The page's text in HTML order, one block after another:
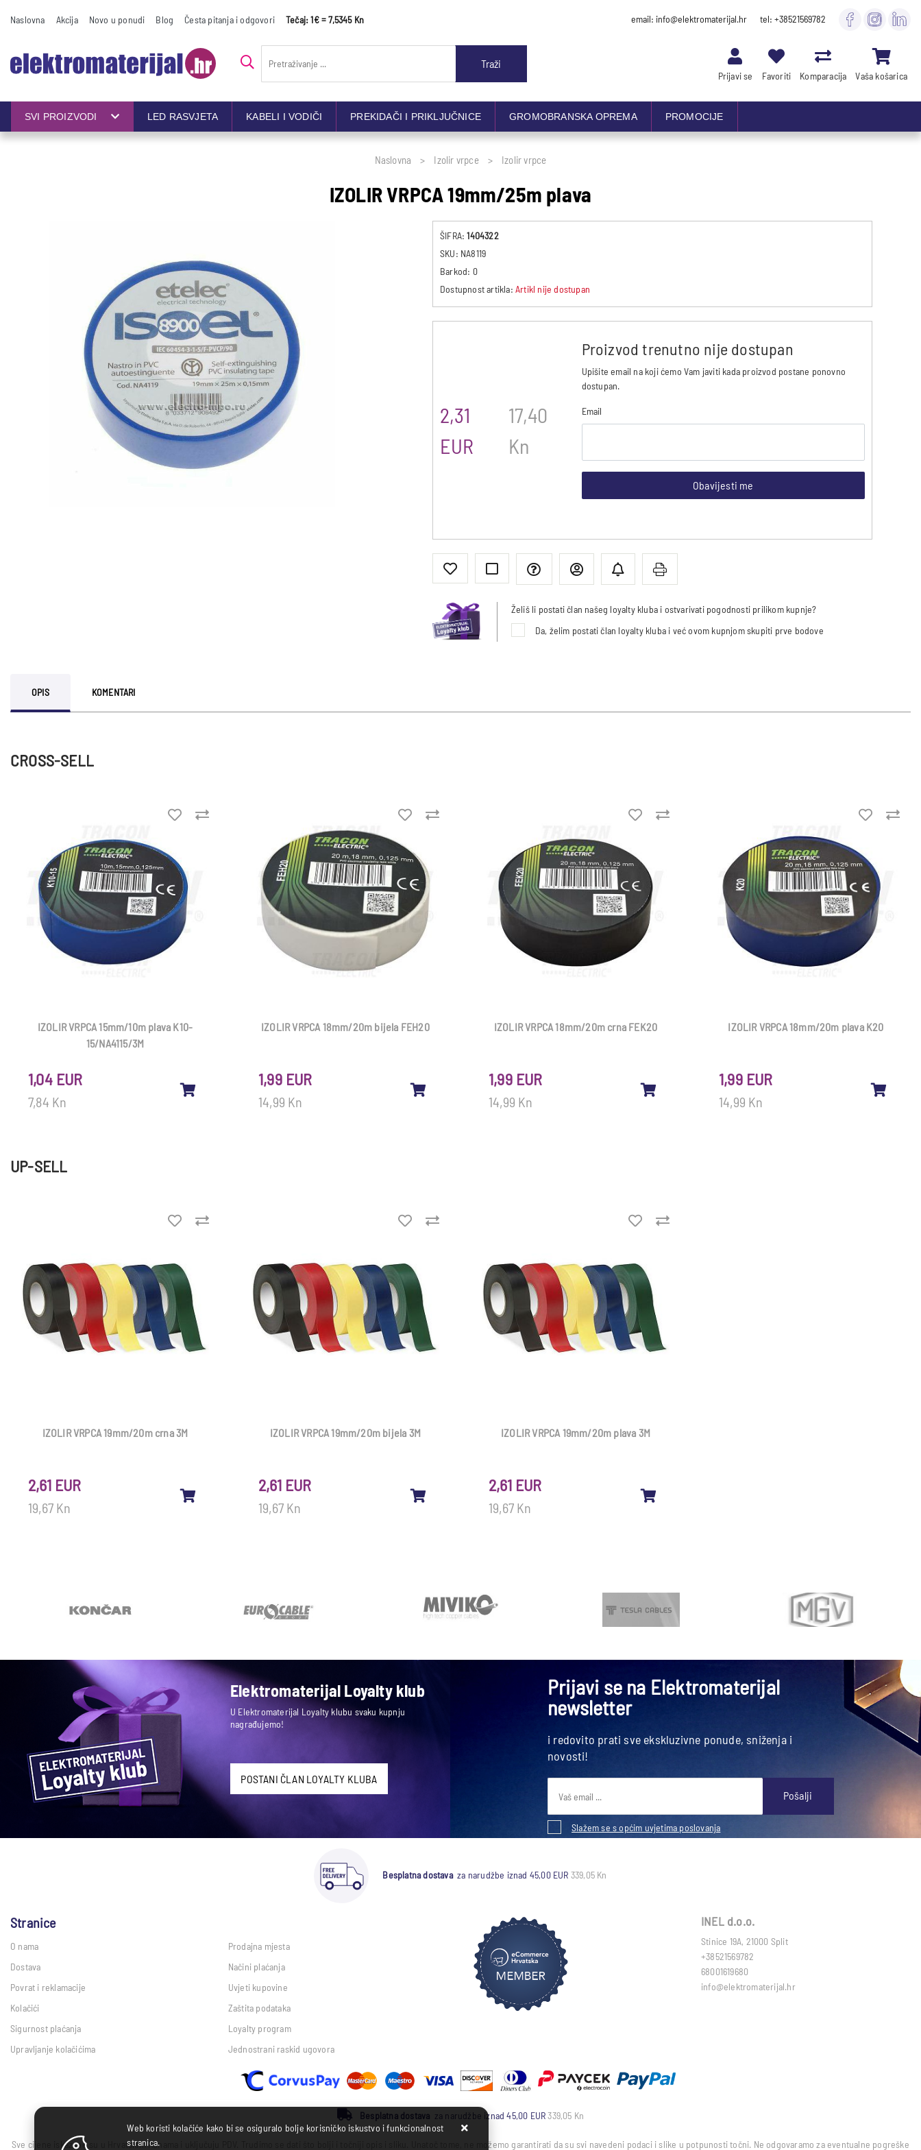
Naslovna Akcija Novo u ponudi Blog Česta pitanja i odgovori Tečaj: 1€ = 7,5345 Kn email: info@elektromaterijal.hr tel: +38521569782
Traži
Vaša košarica
Komparacija
Favoriti
Prijavi se
SVI PROIZVODI LED RASVJETA KABELI I VODIČI PREKIDAČI I PRIKLJUČNICE GROMOBRANSKA OPREMA PROMOCIJE
Naslovna Izolir vrpce Izolir vrpce
IZOLIR VRPCA 19mm/25m plava
ŠIFRA:1404322
SKU: NA8119
Barkod: 0
Dostupnost artikla: Artikl nije dostupan
17,40
Kn
2,31
EUR
Proizvod trenutno nije dostupan
Upišite email na koji ćemo Vam javiti kada proizvod postane ponovno
dostupan.
Email
Obavijesti me
Želiš li postati član našeg loyalty kluba i ostvarivati pogodnosti prilikom kupnje?
Da, želim postati član loyalty kluba i već ovom kupnjom skupiti prve bodove
OPIS KOMENTARI
CROSS-SELL
IZOLIR VRPCA 15mm/10m plava K10-
15/NA4115/3M
7,84 Kn
1,04 EUR
IZOLIR VRPCA 18mm/20m bijela FEH20
14,99 Kn
1,99 EUR
IZOLIR VRPCA 18mm/20m crna FEK20
14,99 Kn
1,99 EUR
IZOLIR VRPCA 18mm/20m plava K20
14,99 Kn
1,99 EUR
UP-SELL
IZOLIR VRPCA 19mm/20m crna 3M
19,67 Kn
2,61 EUR
IZOLIR VRPCA 19mm/20m bijela 3M
19,67 Kn
2,61 EUR
IZOLIR VRPCA 19mm/20m plava 3M
19,67 Kn
2,61 EUR
Elektromaterijal Loyalty klub
U Elektromaterijal Loyalty klubu svaku kupnju
nagrađujemo!
POSTANI ČLAN LOYALTY KLUBA
Prijavi se na Elektromaterijal
newsletter
i redovito prati sve ekskluzivne ponude, sniženja i
novosti!
Pošalji
Slažem se s općim uvjetima poslovanja
Besplatna dostavaza narudžbe iznad 45,00 EUR 339,05 Kn
Stranice
O nama
Prodajna mjesta
Dostava
Načini plaćanja
Povrat i reklamacije
Uvjeti kupovine
Kolačići
Zaštita podataka
Sigurnost plaćanja
Loyalty program
Upravljanje kolačićima
Jednostrani raskid ugovora
INEL d.o.o.
Stinice 19A, 21000 Split
+38521569782
68001619680
info@elektromaterijal.hr
Besplatna dostava za narudžbe iznad 45,00 EUR339,05 Kn
Sve cijene iskazane su u Hrvatskim Kunama i uključuju PDV. Trudimo se dati što bolji i točniji opis i sliku. Unatoč tome, ne možemo garantirati da su svi navedeni podaci i slike u potpunosti točni. Ne odgovaramo za eventualne pogreške
Web koristi kolačiće kako bi se osiguralo bolje korisničko iskustvo i funkcionalnost
stranica.